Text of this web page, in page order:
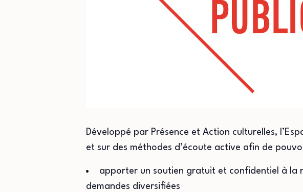
Développé par Présence et Action culturelles,
et sur des méthodes d’écoute active afin de
apporter un soutien gratuit et confidentiel à la
demandes diversifiées